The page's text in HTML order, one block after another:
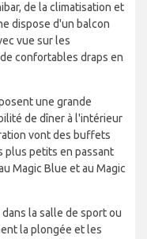
de la climatisation et
dispose d'un balcon
vue sur les
confortables draps en
une grande
de dîner à l'intérieur
vont des buffets
plus petits en passant
Magic Blue et au Magic
la salle de sport ou
la plongée et les